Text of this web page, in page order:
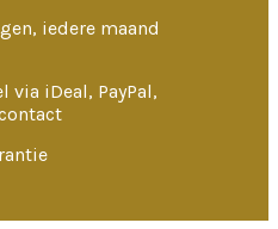
iedere maand
via iDeal, PayPal,